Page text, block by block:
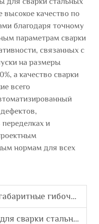
высокое качество по
благодаря точному
параметрам сварки
связанных с
на размеры
а качество сварки
всего
и
нормам для всех
справляются с тяжелыми строительными нагрузками
с прокаткой увеличивают скорость сборки